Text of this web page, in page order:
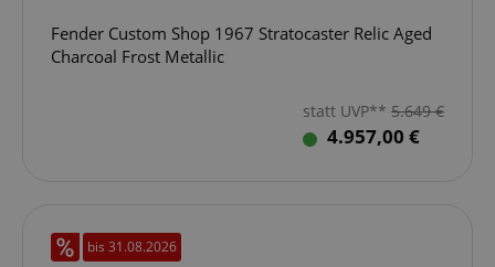
Fender Custom Shop 1967 Stratocaster Relic Aged
Charcoal Frost Metallic
statt UVP** 5.649€
4.957,00 €
bis 31.08.2026